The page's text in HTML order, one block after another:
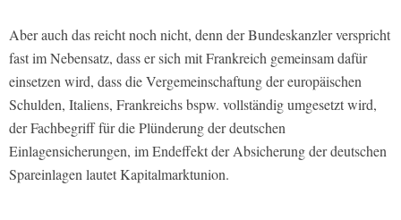
Aber auch das reicht noch nicht, denn der Bundeskanzler verspricht
fast im Nebensatz, dass er sich mit Frankreich gemeinsam dafür
einsetzen wird, dass die Vergemeinschaftung der europäischen
Schulden, Italiens, Frankreichs bspw. vollständig umgesetzt wird,
der Fachbegriff für die Plünderung der deutschen
Einlagensicherungen, im Endeffekt der Absicherung der deutschen
Spareinlagen lautet Kapitalmarktunion.